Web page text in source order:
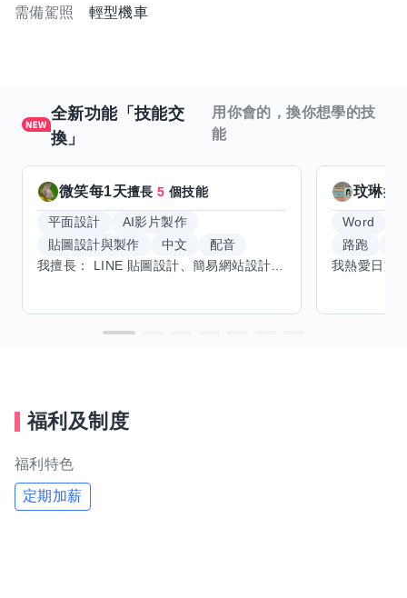
需備駕照 輕型機車
全新功能「技能交
換」
用你會的，換你想學的技
能
微笑每1天擅長5 個技能
平面設計
AI影片製作
貼圖設計與製作
中文
配音
玟琳擅
Word
路跑
福利及制度
福利特色
定期加薪